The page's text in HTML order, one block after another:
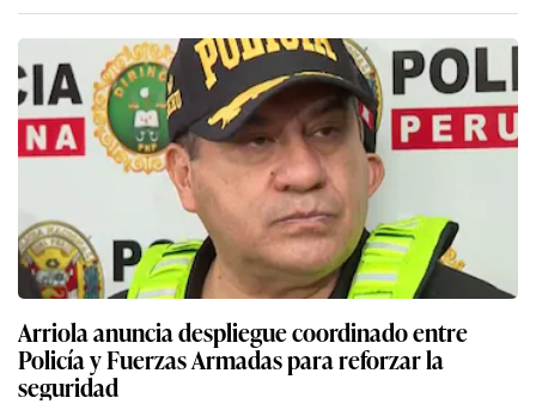
Arriola anuncia despliegue coordinado entre
Policía y Fuerzas Armadas para reforzar la
seguridad